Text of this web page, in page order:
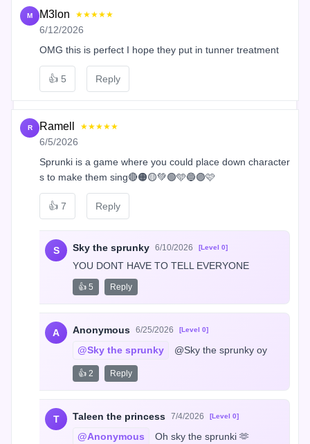
M M3lon ★★★★★
6/12/2026
OMG this is perfect I hope they put in tunner treatment
👍 5 Reply
R Ramell ★★★★★
6/5/2026
Sprunki is a game where you could place down character
s to make them sing🔴🟠🟡💚🟢🩵🔵🟣🩷
👍 7 Reply
S Sky the sprunky 6/10/2026 [Level 0]
YOU DONT HAVE TO TELL EVERYONE
👍 5 Reply
A Anonymous 6/25/2026 [Level 0]
@Sky the sprunky @Sky the sprunky oy
👍 2 Reply
T Taleen the princess 7/4/2026 [Level 0]
@Anonymous Oh sky the sprunki 🫶